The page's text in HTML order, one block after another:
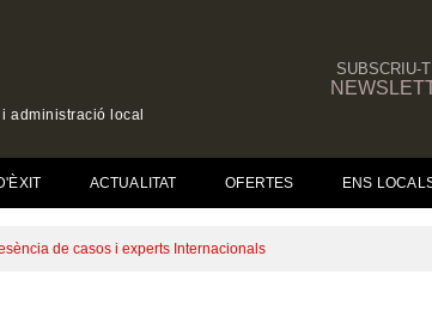
administració local
SUBSCRIU-
ACTUALITAT(CURRENT)OFERTES ENS
de casos i experts Internacionals